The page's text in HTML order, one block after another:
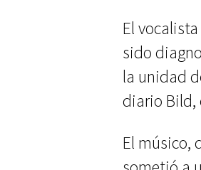
El
sido
la unidad
diario Bild,
El músico,